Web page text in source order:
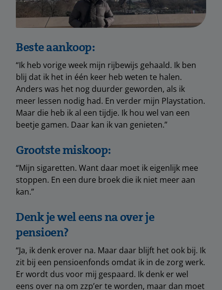
Beste aankoop:
“Ik heb vorige week mijn rijbewijs gehaald. Ik ben
blij dat ik het in één keer heb weten te halen.
Anders was het nog duurder geworden, als ik
meer lessen nodig had. En verder mijn Playstation.
Maar die heb ik al een tijdje. Ik hou wel van een
beetje gamen. Daar kan ik van genieten.”
Grootste miskoop:
“Mijn sigaretten. Want daar moet ik eigenlijk mee
stoppen. En een dure broek die ik niet meer aan
kan.”
Denk je wel eens na over je
pensioen?
“Ja, ik denk erover na. Maar daar blijft het ook bij. Ik
zit bij een pensioenfonds omdat ik in de zorg werk.
Er wordt dus voor mij gespaard. Ik denk er wel
eens over na om zzp’er te worden, maar dan moet